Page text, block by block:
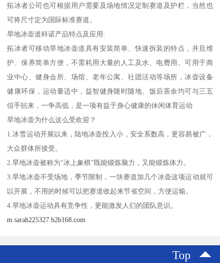
拓冰者公司也可根据用户需要及场地情况定制赛道及护栏，当然也
可将尺寸定为国际标准赛道。
旱地冰壶道科诺产品特点及应用:
拓冰者可移动旱地冰壶道具有安装简单、快速拆装的特点，并且维
护、保养简单方便，不需耗用大量的人工及水、电费用。可用于商
业中心、健身会所、场馆、老年公寓、社团活动等场所，冰壶设备
健康环保，运动量适中，益智健身随时随地、饭后茶余均可与三五
信手拈来，一争高低，是一项有益于身心健康的休闲体育运动
旱地冰壶为什么这么受欢迎？
1.冰雪运动开展以来，陆地冰壶投入小，安全系数高，更容易被广，
大众群体所接受。
2.旱地冰壶被称为“冰上象棋”既能锻炼脑力，又能锻炼体力。
3.旱地冰壶不受场地，季节限制，一块赛道加几个冰壶这项运动就可
以开展，不用的时候可以把赛道收起来节省空间，方便运输。
4.旱地冰壶运动具有竞争性，更能激发人们的团队意识。
m.sarah225327.b2b168.com
Top